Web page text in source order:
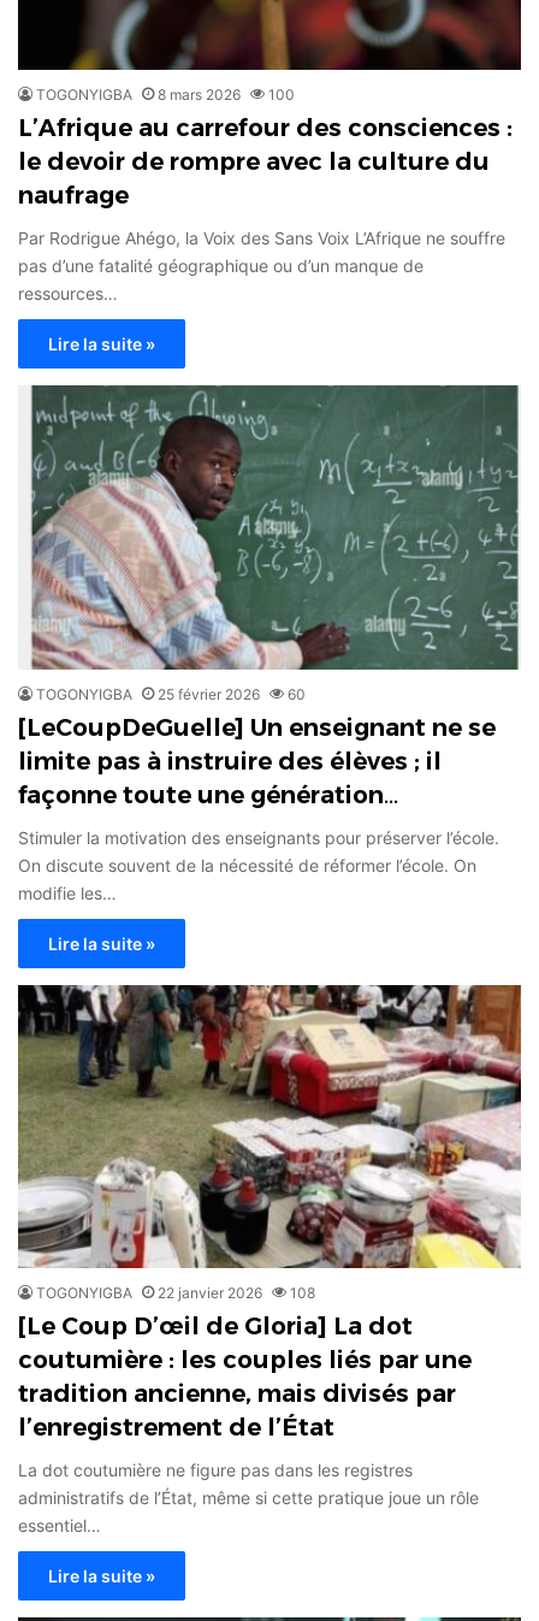
TOGONYIGBA 8 mars 2026 100
L’Afrique au carrefour des consciences :
le devoir de rompre avec la culture du
naufrage
​Par Rodrigue Ahégo, la Voix des Sans Voix ​L’Afrique ne souffre
pas d’une fatalité géographique ou d’un manque de
ressources…
Lire la suite »
TOGONYIGBA 25 février 2026 60
[LeCoupDeGuelle] Un enseignant ne se
limite pas à instruire des élèves ; il
façonne toute une génération…
Stimuler la motivation des enseignants pour préserver l’école.
On discute souvent de la nécessité de réformer l’école. On
modifie les…
Lire la suite »
TOGONYIGBA 22 janvier 2026 108
[Le Coup D’œil de Gloria] La dot
coutumière : les couples liés par une
tradition ancienne, mais divisés par
l’enregistrement de l’État
La dot coutumière ne figure pas dans les registres
administratifs de l’État, même si cette pratique joue un rôle
essentiel…
Lire la suite »